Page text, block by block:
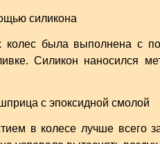
колес была выполнена с
Силикон наносился
в колесе лучше всего